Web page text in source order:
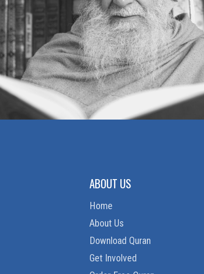
ABOUT US
Home
About Us
Download Quran
Get Involved